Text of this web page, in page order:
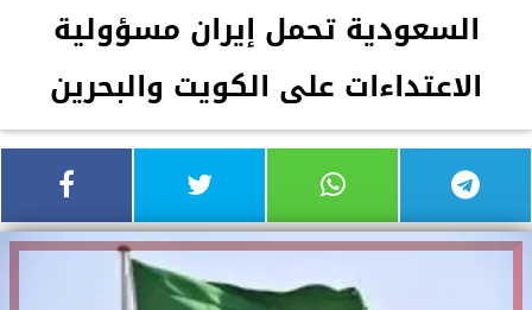
السعودية تحمل إيران مسؤولية
الاعتداءات على الكويت والبحرين